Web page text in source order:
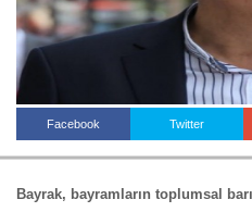
Facebook Twitter
Bayrak, bayramların toplumsal